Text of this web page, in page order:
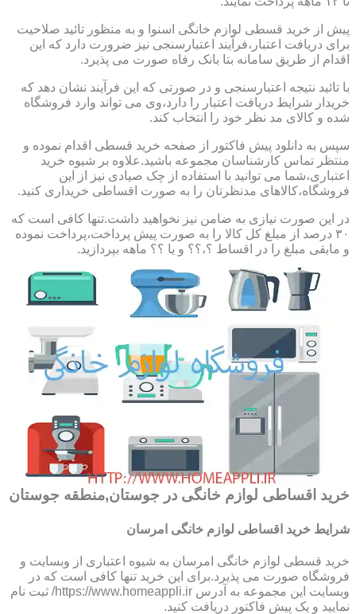
پیش از خرید قسطی لوازم خانگی اسنوا و به منظور تائید صلاحیت
برای دریافت اعتبار،فرآیند اعتبارسنجی نیز ضرورت دارد که این
اقدام از طریق سامانه بتا بانک رفاه صورت می پذیرد.
با تائید نتیجه اعتبارسنجی و در صورتی که این فرآیند نشان دهد که
خریدار شرایط دریافت اعتبار را دارد،وی می تواند وارد فروشگاه
شده و کالای مد نظر خود را انتخاب کند.
سپس به دانلود پیش فاکتور از صفحه خرید قسطی اقدام نموده و
منتظر تماس کارشناسان مجموعه باشید.علاوه بر شیوه خرید
اعتباری،شما می توانید با استفاده از چک صیادی نیز از این
فروشگاه،کالاهای مدنظرتان را به صورت اقساطی خریداری کنید.
در این صورت نیازی به ضامن نیز نخواهید داشت.تنها کافی است که
۳۰ درصد از مبلغ کل کالا را به صورت پیش پرداخت،پرداخت نموده
و مابقی مبلغ را در اقساط ؟،؟؟ و یا ؟؟ ماهه بپردازید.
خرید اقساطی لوازم خانگی در جوستان,منطقه جوستان
شرایط خرید اقساطی لوازم خانگی امرسان
خرید قسطی لوازم خانگی امرسان به شیوه اعتباری از وبسایت و
فروشگاه صورت می پذیرد.برای این خرید تنها کافی است که در
وبسایت این مجموعه به آدرس https://www.homeappli.ir/ ثبت نام
نمایید و یک پیش فاکتور دریافت کنید.